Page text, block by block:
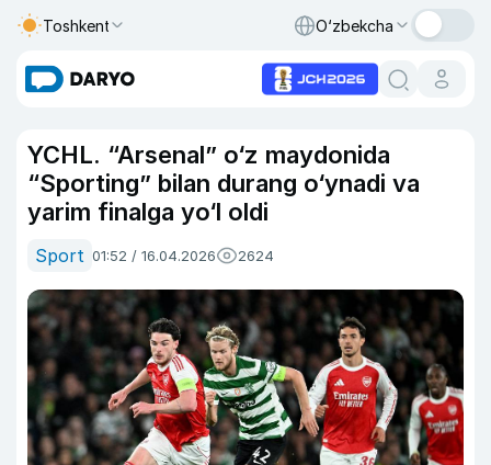
Toshkent O‘zbekcha
YCHL. “Arsenal” o‘z maydonida
“Sporting” bilan durang o‘ynadi va
yarim finalga yo‘l oldi
Sport 01:52 / 16.04.2026 2624